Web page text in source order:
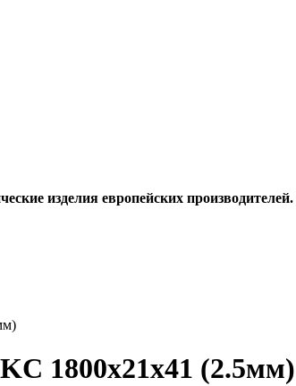
изделия европейских производителей.
1800х21х41 (2.5мм)